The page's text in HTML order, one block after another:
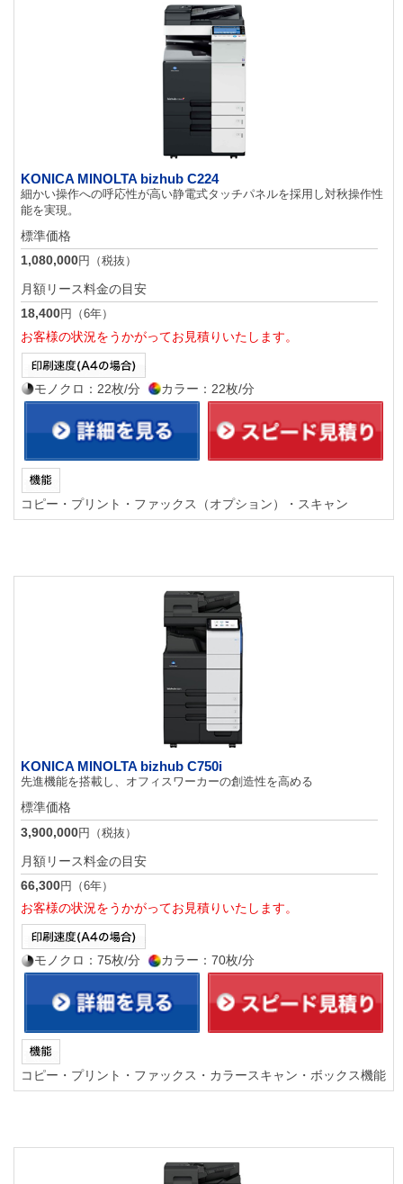
KONICA MINOLTA bizhub C224
細かい操作への呼応性が高い静電式タッチパネルを採用し対秋操作性
能を実現。
標準価格
1,080,000円（税抜）
月額リース料金の目安
18,400円（6年）
お客様の状況をうかがってお見積りいたします。
モノクロ：22枚/分 カラー：22枚/分
コピー・プリント・ファックス（オプション）・スキャン
KONICA MINOLTA bizhub C750i
先進機能を搭載し、オフィスワーカーの創造性を高める
標準価格
3,900,000円（税抜）
月額リース料金の目安
66,300円（6年）
お客様の状況をうかがってお見積りいたします。
モノクロ：75枚/分 カラー：70枚/分
コピー・プリント・ファックス・カラースキャン・ボックス機能